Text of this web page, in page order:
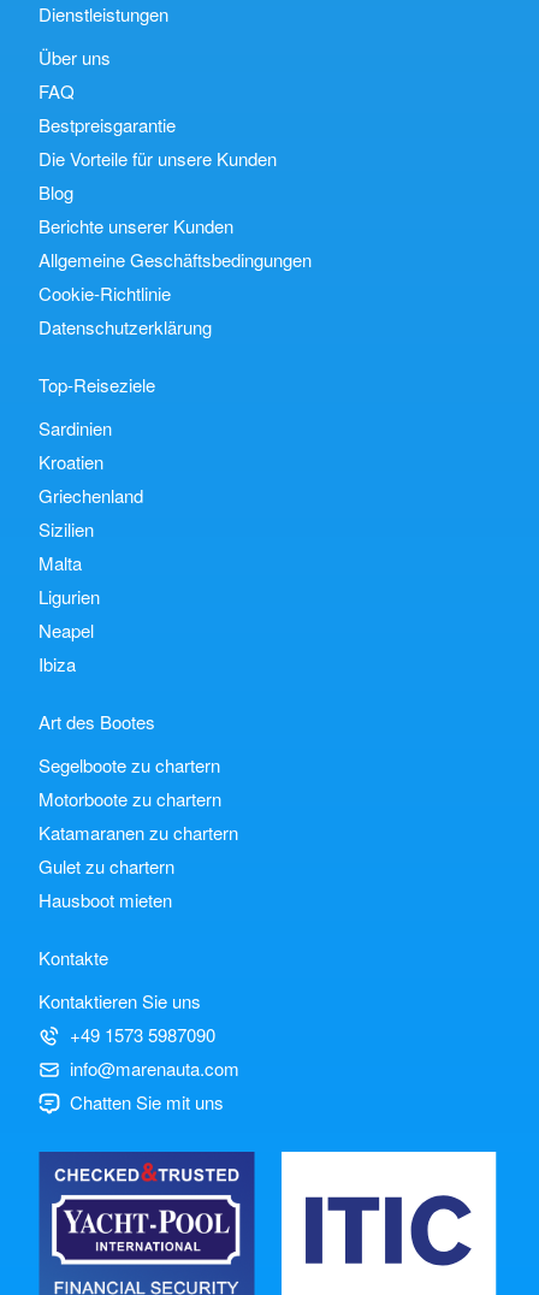
Dienstleistungen
Über uns
FAQ
Bestpreisgarantie
Die Vorteile für unsere Kunden
Blog
Berichte unserer Kunden
Allgemeine Geschäftsbedingungen
Cookie-Richtlinie
Datenschutzerklärung
Top-Reiseziele
Sardinien
Kroatien
Griechenland
Sizilien
Malta
Ligurien
Neapel
Ibiza
Art des Bootes
Segelboote zu chartern
Motorboote zu chartern
Katamaranen zu chartern
Gulet zu chartern
Hausboot mieten
Kontakte
Kontaktieren Sie uns
+49 1573 5987090
info@marenauta.com
Chatten Sie mit uns